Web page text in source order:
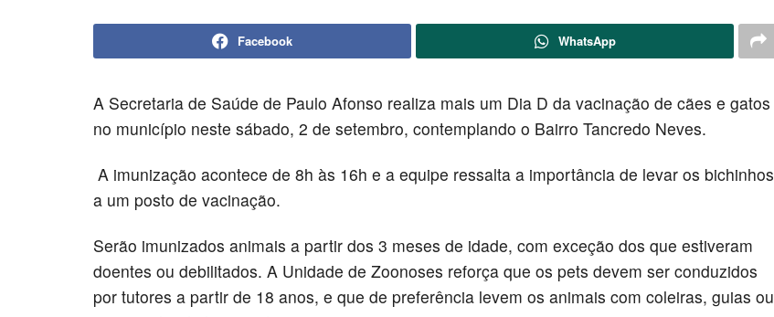
Facebook WhatsApp
A Secretaria de Saúde de Paulo Afonso realiza mais um Dia D da vacinação de cães e gatos
no município neste sábado, 2 de setembro, contemplando o Bairro Tancredo Neves.
A imunização acontece de 8h às 16h e a equipe ressalta a importância de levar os bichinhos
a um posto de vacinação.
Serão imunizados animais a partir dos 3 meses de idade, com exceção dos que estiveram
doentes ou debilitados. A Unidade de Zoonoses reforça que os pets devem ser conduzidos
por tutores a partir de 18 anos, e que de preferência levem os animais com coleiras, guias ou